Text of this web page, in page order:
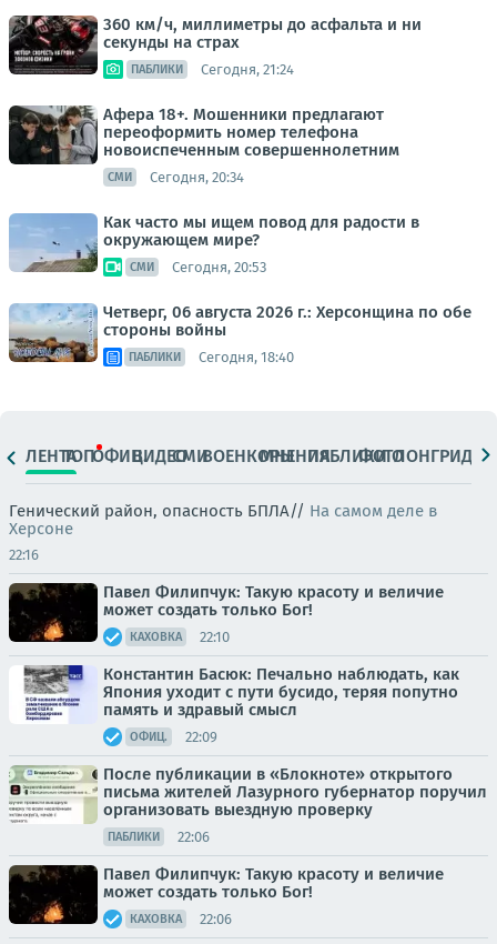
360 км/ч, миллиметры до асфальта и ни
секунды на страх
ПАБЛИКИ Сегодня, 21:24
Афера 18+. Мошенники предлагают
переоформить номер телефона
новоиспеченным совершеннолетним
СМИ Сегодня, 20:34
Как часто мы ищем повод для радости в
окружающем мире?
СМИ Сегодня, 20:53
Четверг, 06 августа 2026 г.: Херсонщина по обе
стороны войны
ПАБЛИКИ Сегодня, 18:40
ЛЕНТАТОПОФИЦ.ВИДЕОСМИВОЕНКОРЫМНЕНИЯПАБЛИКИ
ФОТОЛОНГРИДЫ
Генический район, опасность БПЛА// На самом деле в
Херсоне
22:16
Павел Филипчук: Такую красоту и величие
может создать только Бог!
КАХОВКА 22:10
Константин Басюк: Печально наблюдать, как
Япония уходит с пути бусидо, теряя попутно
память и здравый смысл
ОФИЦ. 22:09
После публикации в «Блокноте» открытого
письма жителей Лазурного губернатор поручил
организовать выездную проверку
ПАБЛИКИ 22:06
Павел Филипчук: Такую красоту и величие
может создать только Бог!
КАХОВКА 22:06